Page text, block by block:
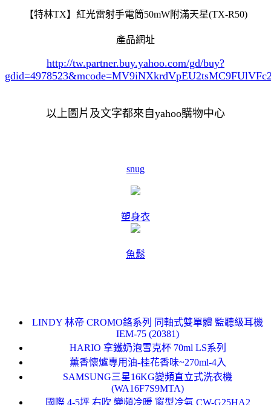
【特林TX】紅光雷射手電筒50mW附滿天星(TX-R50)
產品網址
http://tw.partner.buy.yahoo.com/gd/buy?
gdid=4978523
以上圖片及文字都來自yahoo購物中心
snug
塑身衣
魚鬆
LINDY 林帝 CROMO鉻系列 同軸式雙單體 監聽級耳機
IEM-75 (20381)
HARIO 拿鐵奶泡雪克杯 70ml LS系列
薰香懷爐專用油-桂花香味~270ml-4入
SAMSUNG三星16KG變頻直立式洗衣機
(WA16F7S9MTA)
國際 4-5坪 右吹 變頻冷暖 窗型冷氣 CW-G25HA2